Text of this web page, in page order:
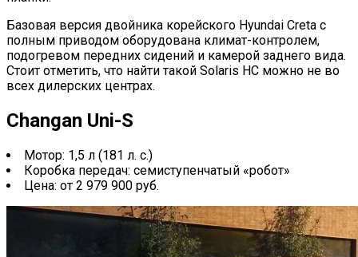
Базовая версия двойника корейского Hyundai Creta с
полным приводом оборудована климат-контролем,
подогревом передних сидений и камерой заднего вида.
Стоит отметить, что найти такой Solaris HC можно не во
всех дилерских центрах.
Changan Uni-S
Мотор: 1,5 л (181 л. с.)
Коробка передач: семиступенчатый «робот»
Цена: от 2 979 900 руб.